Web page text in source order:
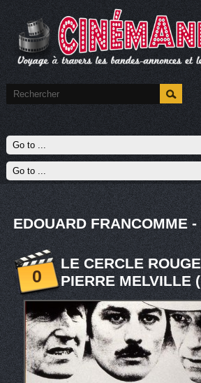
EDOUARD FRANCOMME
0
LE CERCLE
PIERRE MELVILLE